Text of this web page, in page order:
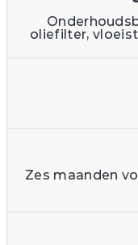
oliefilter,
Zes maanden